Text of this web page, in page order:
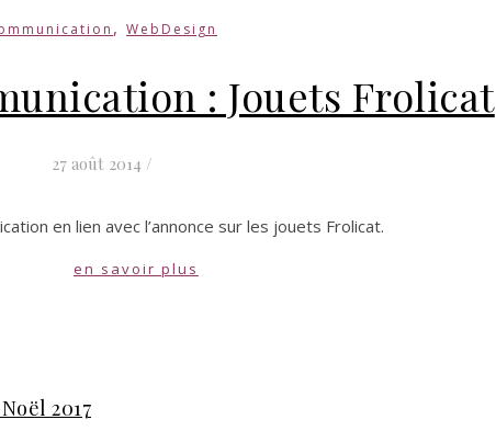
, WebDesign
: Jouets Frolicat
27 août 2014 /
en lien avec l’annonce sur les jouets Frolicat.
en savoir plus
2017